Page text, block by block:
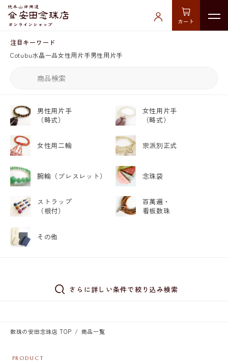
カート
注目キーワード
Cotubu水晶一品女性用片手男性用片手
男性用片手
（略式）
女性用片手
（略式）
女性用二輪 宗派別正式
腕輪 （ブレスレット） 念珠袋
ストラップ
（根付）
百萬遍・
看板数珠
その他
さらに詳しい条件で絞り込み検索
数珠の安田念珠店 TOP 商品一覧